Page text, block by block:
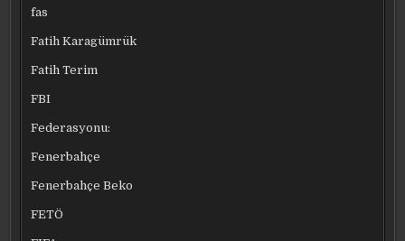
fas
Fatih Karagümrük
Fatih Terim
FBI
Federasyonu:
Fenerbahçe
Fenerbahçe Beko
FETÖ